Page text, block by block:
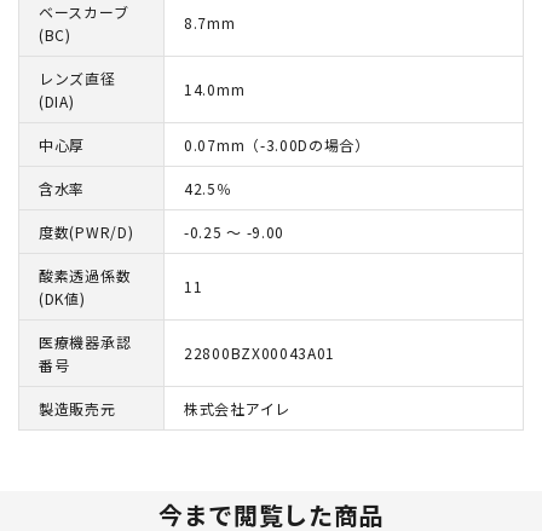
ベースカーブ
(BC)
8.7mm
レンズ直径
(DIA)
14.0mm
中心厚 0.07mm（-3.00Dの場合）
含水率 42.5％
度数(PWR/D) -0.25 ～ -9.00
酸素透過係数
(DK値)
11
医療機器承認
番号
22800BZX00043A01
製造販売元 株式会社アイレ
今まで閲覧した商品